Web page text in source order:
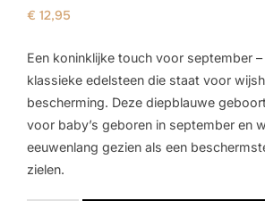
€ 12,95
Een koninklijke touch voor september –
klassieke edelsteen die staat voor
bescherming. Deze diepblauwe
voor baby’s geboren in september en
eeuwenlang gezien als een
zielen.